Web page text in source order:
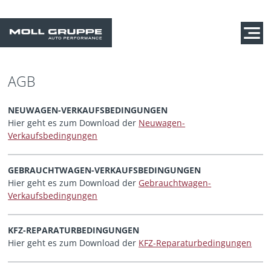
AGB
NEUWAGEN-VERKAUFSBEDINGUNGEN
Hier geht es zum Download der Neuwagen-
Verkaufsbedingungen
GEBRAUCHTWAGEN-VERKAUFSBEDINGUNGEN
Hier geht es zum Download der Gebrauchtwagen-
Verkaufsbedingungen
KFZ-REPARATURBEDINGUNGEN
Hier geht es zum Download der KFZ-Reparaturbedingungen